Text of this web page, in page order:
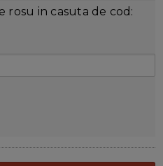
in casuta de cod: